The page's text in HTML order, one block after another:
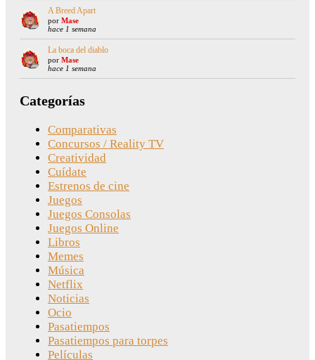
A Breed Apart
por Mase
hace 1 semana
La boca del diablo
por Mase
hace 1 semana
Categorías
Comparativas
Concursos / Reality TV
Creatividad
Cuídate
Estrenos de cine
Juegos
Juegos Consolas
Juegos Online
Libros
Memes
Música
Netflix
Noticias
Ocio
Pasatiempos
Pasatiempos para torpes
Películas